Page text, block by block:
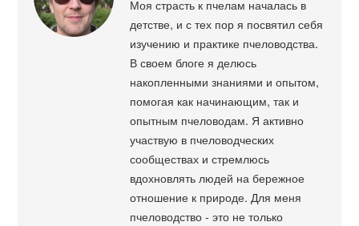
Моя страсть к пчелам началась в
детстве, и с тех пор я посвятил себя
изучению и практике пчеловодства.
В своем блоге я делюсь
накопленными знаниями и опытом,
помогая как начинающим, так и
опытным пчеловодам. Я активно
участвую в пчеловодческих
сообществах и стремлюсь
вдохновлять людей на бережное
отношение к природе. Для меня
пчеловодство - это не только